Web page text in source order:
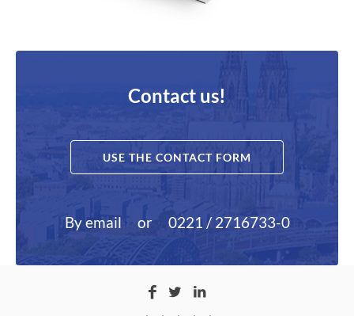
Contact us!
USE THE CONTACT FORM
By email or 0221 / 2716733-0